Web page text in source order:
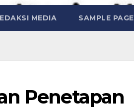
MEDIA SAMPLE PAGE
Penetapan